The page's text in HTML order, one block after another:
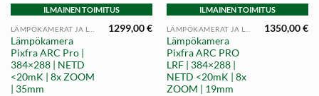
ILMAINEN TOIMITUS
LÄMPÖKAMERAT JA LÄMPÖTÄHTÄIN
Lämpökamera
Pixfra ARC Pro |
384×288 | NETD
<20mK | 8x ZOOM
| 35mm
1299,00€
ILMAINEN TOIMITUS
LÄMPÖKAMERAT JA LÄMPÖTÄHTÄIN
Lämpökamera
Pixfra ARC PRO
LRF | 384×288 |
NETD <20mK | 8x
ZOOM | 19mm
1350,00€